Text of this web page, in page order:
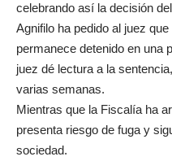
celebrando así la decisión
Agnifilo ha pedido al juez
permanece detenido en una
juez dé lectura a la
varias semanas.
Mientras que la Fiscalía ha
presenta riesgo de fuga y
sociedad.